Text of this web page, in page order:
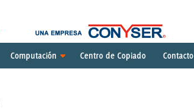
Computación Centro de Copiado Contacto